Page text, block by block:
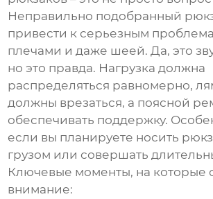
Неправильно подобранный
привести к серьезным
плечами и даже шеей. Да, это
но это правда. Нагрузка должна
распределяться равномерно,
должны врезаться, а поясной
обеспечивать поддержку.
если вы планируете носить
грузом или совершать
Ключевые моменты, на которые
внимание: